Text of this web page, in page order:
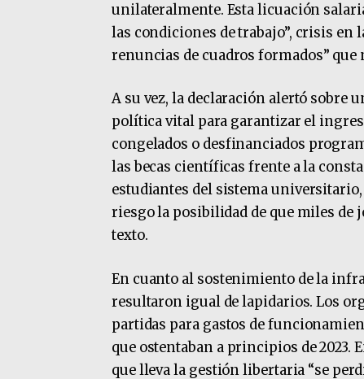
unilateralmente. Esta licuación
las condiciones de trabajo”, crisis en
renuncias de cuadros formados”
A su vez, la declaración alertó sobre
política vital para garantizar el
congelados o desfinanciados
las becas científicas frente a la
estudiantes del sistema
riesgo la posibilidad de que miles de
texto.
En cuanto al sostenimiento de la
resultaron igual de lapidarios. Los
partidas para gastos de
que ostentaban a principios de 2023.
que lleva la gestión libertaria “se